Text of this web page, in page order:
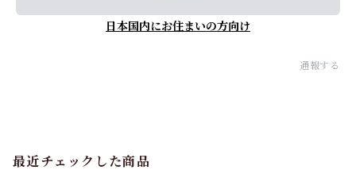
日本国内にお住まいの方向け
通報する
最近チェックした商品